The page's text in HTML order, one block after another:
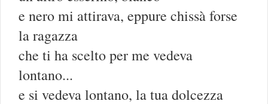
e nero mi attirava, eppure chissà forse
la ragazza
che ti ha scelto per me vedeva
lontano...
e si vedeva lontano, la tua dolcezza